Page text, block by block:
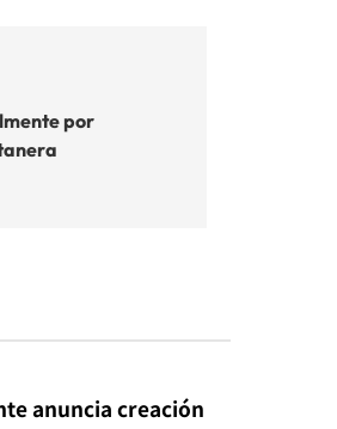
por
anuncia creación